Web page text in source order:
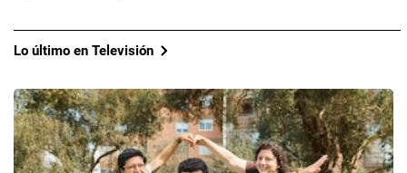
Lo último en Televisión